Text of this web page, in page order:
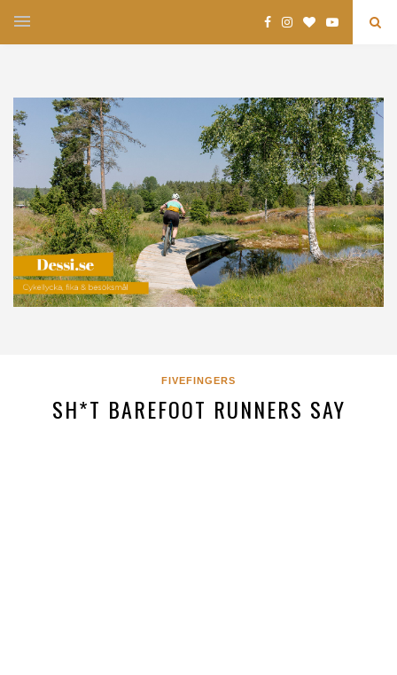
FIVEFINGERS
SH*T BAREFOOT RUNNERS SAY